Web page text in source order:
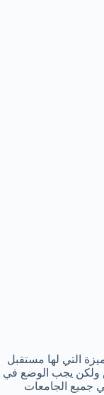
التي لها مستقبل
ولكن يجب الوضع في
جميع الجامعات